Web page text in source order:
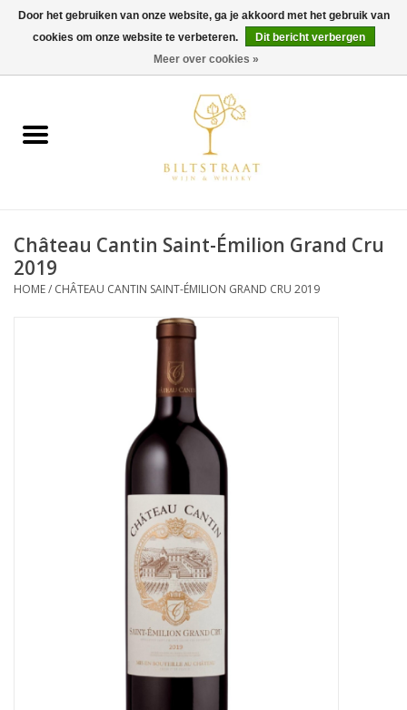
0 Artikelen - €0,00
Wijn
Gin & Tonic
Rum
Château Cantin Saint-Émilion Grand Cru
2019
HOME/ CHÂTEAU CANTIN SAINT-ÉMILION GRAND CRU 2019
Door het gebruiken van onze website, ga je akkoord met het gebruik van
cookies om onze website te verbeteren.
Dit bericht verbergen
Meer over cookies »